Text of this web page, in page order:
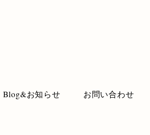
Blog&お知らせ お問い合わせ